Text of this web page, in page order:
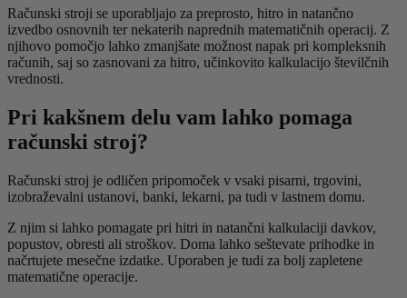
Računski stroji se uporabljajo za preprosto, hitro in natančno
izvedbo osnovnih ter nekaterih naprednih matematičnih operacij. Z
njihovo pomočjo lahko zmanjšate možnost napak pri kompleksnih
računih, saj so zasnovani za hitro, učinkovito kalkulacijo številčnih
vrednosti.
Pri kakšnem delu vam lahko pomaga
računski stroj?
Računski stroj je odličen pripomoček v vsaki pisarni, trgovini,
izobraževalni ustanovi, banki, lekarni, pa tudi v lastnem domu.
Z njim si lahko pomagate pri hitri in natančni kalkulaciji davkov,
popustov, obresti ali stroškov. Doma lahko seštevate prihodke in
načrtujete mesečne izdatke. Uporaben je tudi za bolj zapletene
matematične operacije.